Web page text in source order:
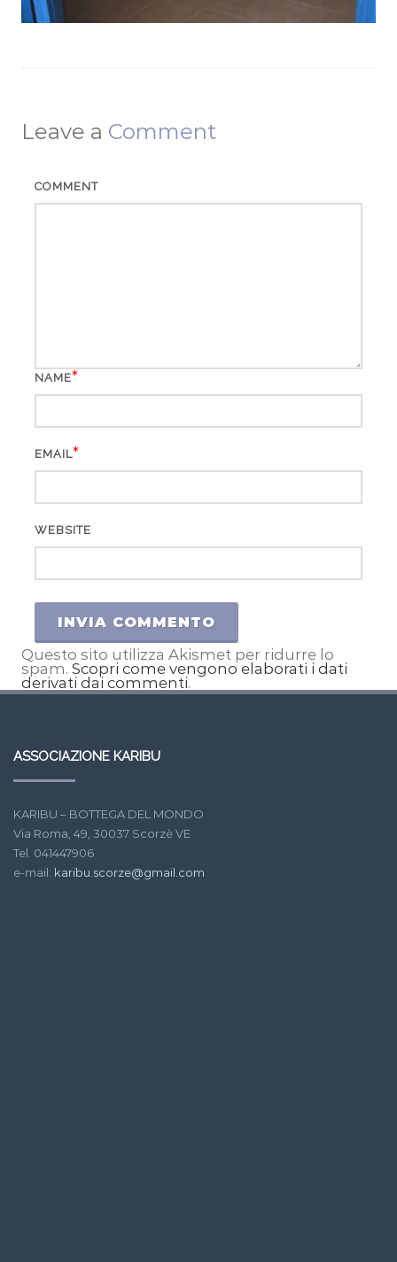
Leave a Comment
COMMENT
NAME*
EMAIL*
WEBSITE
Questo sito utilizza Akismet per ridurre lo
spam. Scopri come vengono elaborati i dati
derivati dai commenti.
ASSOCIAZIONE KARIBU
KARIBU – BOTTEGA DEL MONDO
Via Roma, 49, 30037 Scorzè VE
Tel. 041447906
e-mail: karibu.scorze@gmail.com